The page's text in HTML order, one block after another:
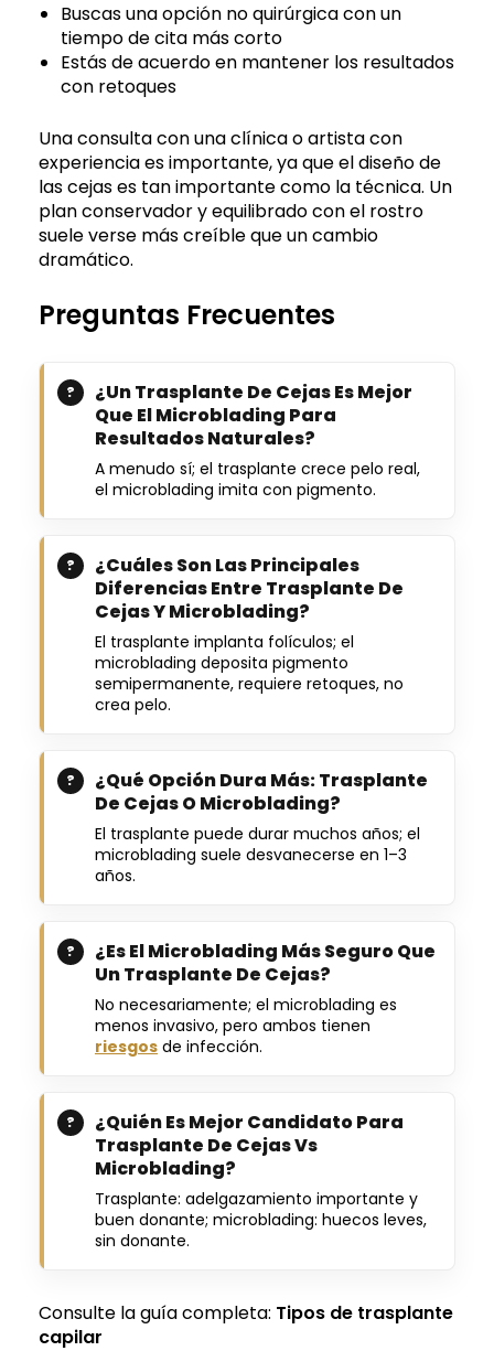
Buscas una opción no quirúrgica con un
tiempo de cita más corto
Estás de acuerdo en mantener los resultados
con retoques
Una consulta con una clínica o artista con
experiencia es importante, ya que el diseño de
las cejas es tan importante como la técnica. Un
plan conservador y equilibrado con el rostro
suele verse más creíble que un cambio
dramático.
Preguntas Frecuentes
¿Un Trasplante De Cejas Es Mejor
Que El Microblading Para
Resultados Naturales?
A menudo sí; el trasplante crece pelo real,
el microblading imita con pigmento.
¿Cuáles Son Las Principales
Diferencias Entre Trasplante De
Cejas Y Microblading?
El trasplante implanta folículos; el
microblading deposita pigmento
semipermanente, requiere retoques, no
crea pelo.
¿Qué Opción Dura Más: Trasplante
De Cejas O Microblading?
El trasplante puede durar muchos años; el
microblading suele desvanecerse en 1–3
años.
¿Es El Microblading Más Seguro Que
Un Trasplante De Cejas?
No necesariamente; el microblading es
menos invasivo, pero ambos tienen
riesgos de infección.
¿Quién Es Mejor Candidato Para
Trasplante De Cejas Vs
Microblading?
Trasplante: adelgazamiento importante y
buen donante; microblading: huecos leves,
sin donante.
Consulte la guía completa: Tipos de trasplante
capilar